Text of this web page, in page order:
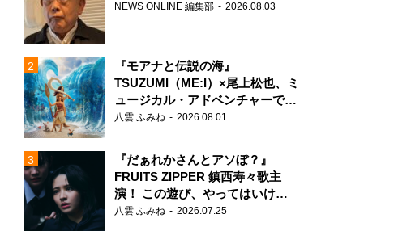
NEWS ONLINE 編集部 2026.08.03
『モアナと伝説の海』
TSUZUMI（ME:I）×尾上松也、ミ
ュージカル・アドベンチャーで美
声を響かせる
八雲 ふみね 2026.08.01
『だぁれかさんとアソぼ？』
FRUITS ZIPPER 鎮西寿々歌主
演！ この遊び、やってはいけま
せん。
八雲 ふみね 2026.07.25